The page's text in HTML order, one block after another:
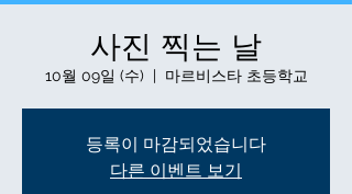
사진 찍는 날
10월 09일 (수)
  |
마르비스타 초등학교
등록이 마감되었습니다
다른 이벤트 보기